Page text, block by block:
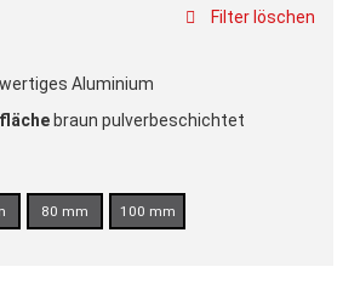
Filter löschen
80 mm 100 mm
Aluminium
braun pulverbeschichtet